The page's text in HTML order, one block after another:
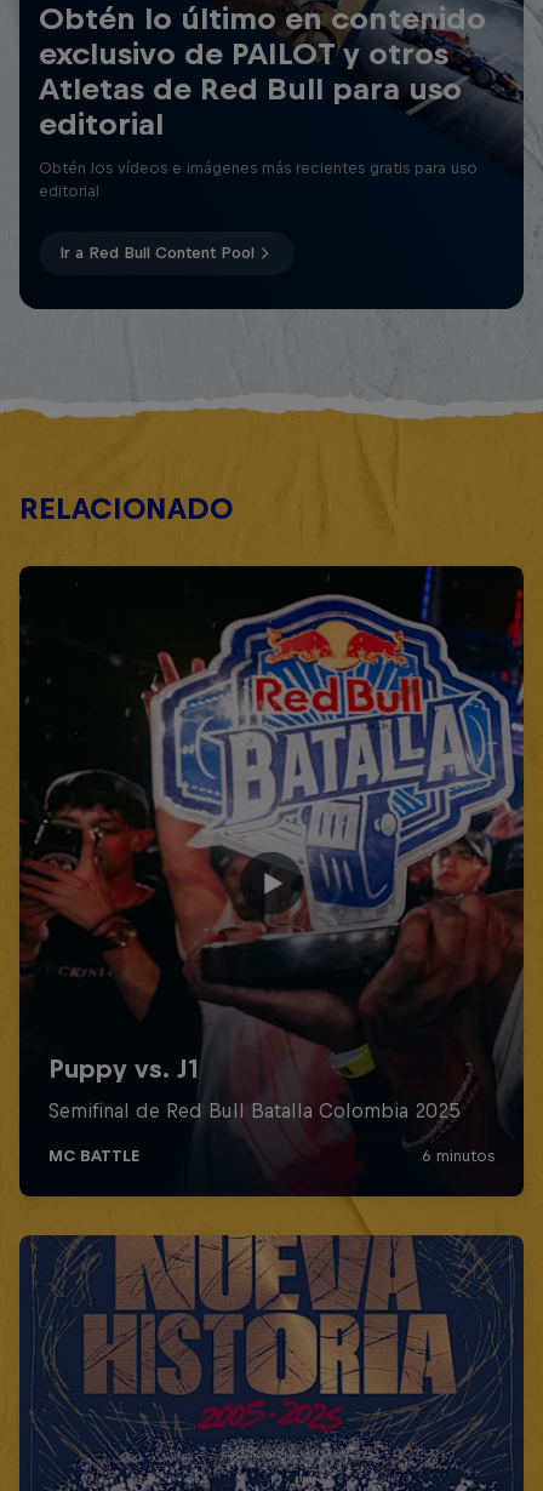
Obtén lo último en contenido
exclusivo de PAILOT y otros
Atletas de Red Bull para uso
editorial
Obtén los vídeos e imágenes más recientes gratis para uso
editorial
Ir a Red Bull Content Pool
RELACIONADO